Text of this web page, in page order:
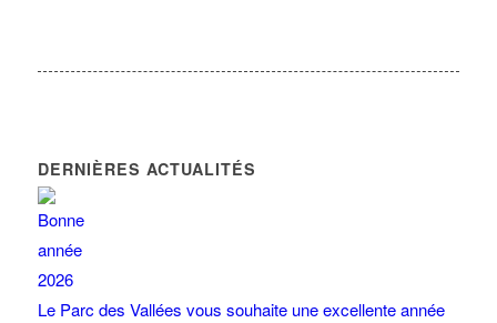
DERNIÈRES ACTUALITÉS
Le Parc des Vallées vous souhaite une excellente année